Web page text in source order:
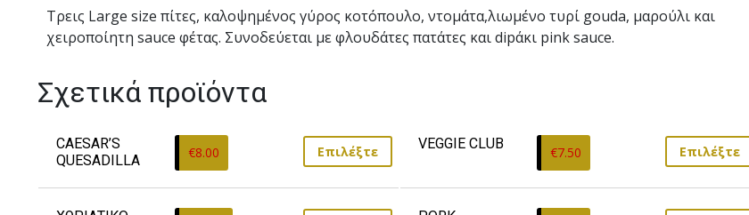
Τρεις Large size πίτες, καλοψηµένος γύρος κοτόπουλο, ντοµάτα,λιωµένο τυρί gouda, µαρούλι και
χειροποίητη sauce φέτας. Συνοδεύεται με φλουδάτες πατάτες και dipάκι pink sauce.
Σχετικά προϊόντα
CAESAR’S
QUESADILLA
€8.00 Επιλέξτε VEGGIE CLUB
€7.50 Επιλέξτε